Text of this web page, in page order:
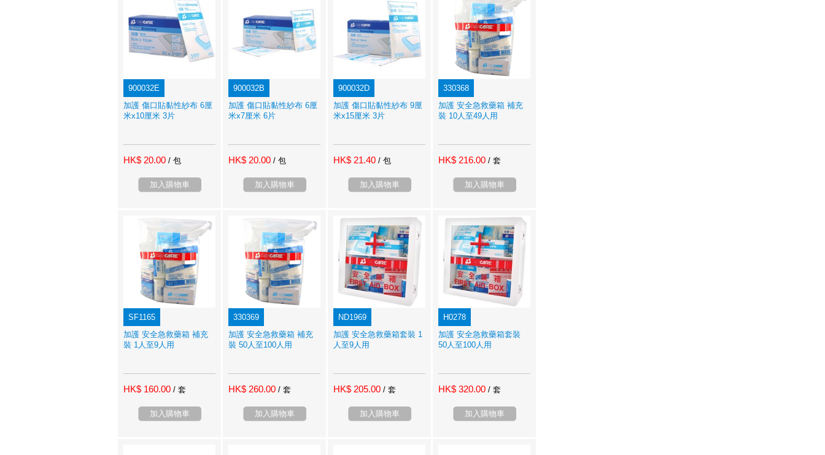
900032E
加護 傷口貼黏性紗布 6厘
米x10厘米 3片
HK$ 20.00 / 包
加入購物車
900032B
加護 傷口貼黏性紗布 6厘
米x7厘米 6片
HK$ 20.00 / 包
加入購物車
900032D
加護 傷口貼黏性紗布 9厘
米x15厘米 3片
HK$ 21.40 / 包
加入購物車
330368
加護 安全急救藥箱 補充
裝 10人至49人用
HK$ 216.00 / 套
加入購物車
SF1165
加護 安全急救藥箱 補充
裝 1人至9人用
HK$ 160.00 / 套
加入購物車
330369
加護 安全急救藥箱 補充
裝 50人至100人用
HK$ 260.00 / 套
加入購物車
ND1969
加護 安全急救藥箱套裝 1
人至9人用
HK$ 205.00 / 套
加入購物車
H0278
加護 安全急救藥箱套裝
50人至100人用
HK$ 320.00 / 套
加入購物車